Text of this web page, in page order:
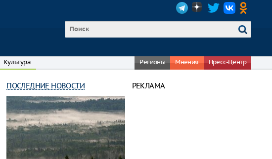
Культура Регионы Мнения Пресс-Центр
ПОСЛЕДНИЕ НОВОСТИ РЕКЛАМА